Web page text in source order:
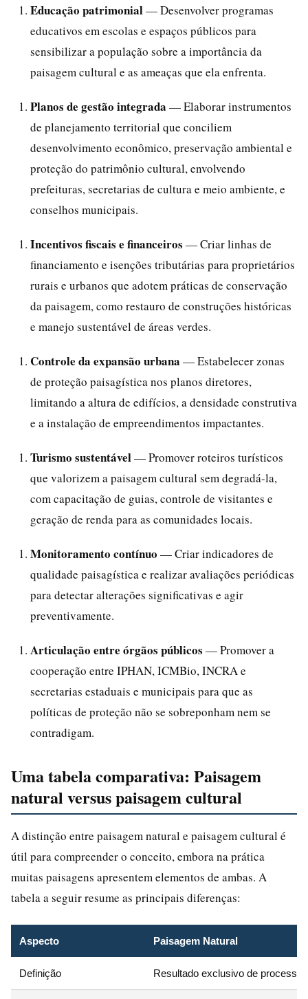
Educação patrimonial— Desenvolver programas
educativos em escolas e espaços públicos para
sensibilizar a população sobre a importância da
paisagem cultural e as ameaças que ela enfrenta.
Planos de gestão integrada — Elaborar instrumentos
de planejamento territorial que conciliem
desenvolvimento econômico, preservação ambiental e
proteção do patrimônio cultural, envolvendo
prefeituras, secretarias de cultura e meio ambiente, e
conselhos municipais.
Incentivos fiscais e financeiros — Criar linhas de
financiamento e isenções tributárias para proprietários
rurais e urbanos que adotem práticas de conservação
da paisagem, como restauro de construções históricas
e manejo sustentável de áreas verdes.
Controle da expansão urbana — Estabelecer zonas
de proteção paisagística nos planos diretores,
limitando a altura de edifícios, a densidade construtiva
e a instalação de empreendimentos impactantes.
Turismo sustentável— Promover roteiros turísticos
que valorizem a paisagem cultural sem degradá-la,
com capacitação de guias, controle de visitantes e
geração de renda para as comunidades locais.
Monitoramento contínuo — Criar indicadores de
qualidade paisagística e realizar avaliações periódicas
para detectar alterações significativas e agir
preventivamente.
Articulação entre órgãos públicos — Promover a
cooperação entre IPHAN, ICMBio, INCRA e
secretarias estaduais e municipais para que as
políticas de proteção não se sobreponham nem se
contradigam.
Uma tabela comparativa: Paisagem
natural versus paisagem cultural
A distinção entre paisagem natural e paisagem cultural é
útil para compreender o conceito, embora na prática
muitas paisagens apresentem elementos de ambas. A
tabela a seguir resume as principais diferenças:
Aspecto Paisagem Natural
Definição Resultado exclusivo de